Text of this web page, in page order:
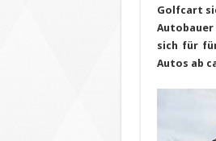
Golfcart
Autobauer
sich für
Autos ab